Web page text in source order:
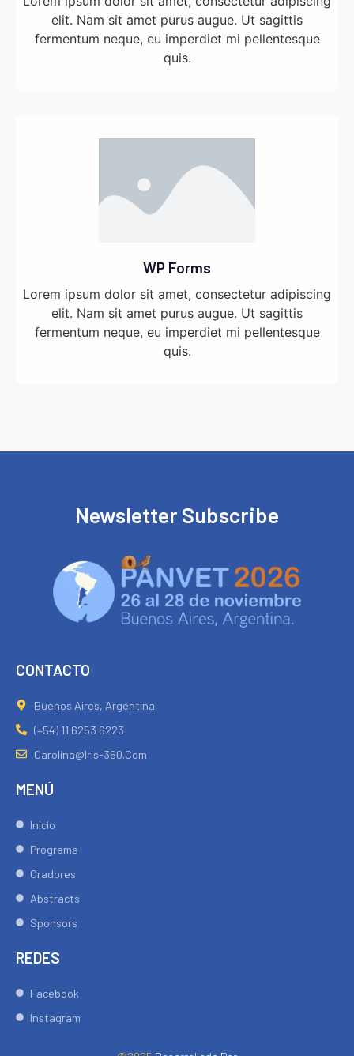
elit. Nam sit amet purus augue. Ut sagittis
fermentum neque, eu imperdiet mi pellentesque
quis.
WP Forms
Lorem ipsum dolor sit amet, consectetur adipiscing
elit. Nam sit amet purus augue. Ut sagittis
fermentum neque, eu imperdiet mi pellentesque
quis.
Newsletter Subscribe
CONTACTO
Buenos Aires, Argentina
(+54) 11 6253 6223
Carolina@iris-360.com
MENÚ
Inicio
Programa
Oradores
Abstracts
Sponsors
REDES
Facebook
Instagram